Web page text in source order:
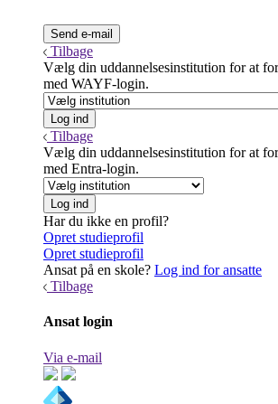
Tilbage
Vælg din uddannelsesinstitution for at
med WAYF-login.
Tilbage
Vælg din uddannelsesinstitution for at
med Entra-login.
Har du ikke en profil?
Opret studieprofil
Opret studieprofil
Ansat på en skole? Log ind for ansatte
Tilbage
Ansat login
Via e-mail